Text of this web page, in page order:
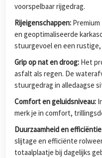
voorspelbaar rijgedrag.
Rijeigenschappen:
en geoptimaliseerde
stuurgevoel en een
Grip op nat en droog: Het
asfalt als regen. De
stuurgedrag in alledaagse
Comfort en geluidsniveau:
merk je in comfort,
Duurzaamheid en
slijtage en efficiënte
totaalplaatje bij dagelijks